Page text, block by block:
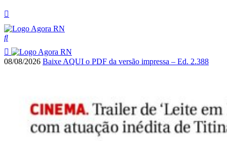
08/08/2026 Baixe AQUI o PDF da versão impressa – Ed. 2.388